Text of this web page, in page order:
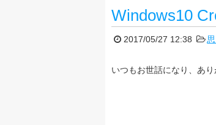
Windows10
2017/05/27 12:38
いつもお世話になり、あり